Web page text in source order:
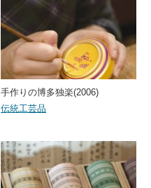
手作りの博多独楽(2006)
伝統工芸品